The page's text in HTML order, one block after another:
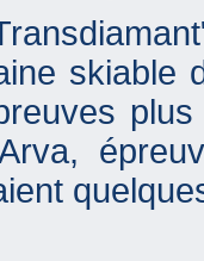
skiable